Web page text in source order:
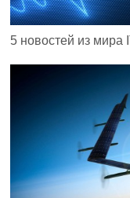
5 новостей из мира